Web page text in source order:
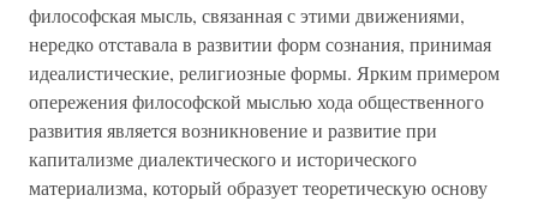
философская мысль, связанная с этими движениями,
нередко отставала в развитии форм сознания, принимая
идеалистические, религиозные формы. Ярким примером
опережения философской мыслью хода общественного
развития является возникновение и развитие при
капитализме диалектического и исторического
материализма, который образует теоретическую основу